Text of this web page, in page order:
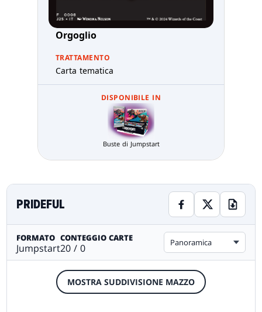
Orgoglio
TRATTAMENTO
Carta tematica
DISPONIBILE IN
Buste di Jumpstart
PRIDEFUL
FORMATO
Jumpstart
CONTEGGIO CARTE
20 / 0 Panoramica
MOSTRA SUDDIVISIONE MAZZO